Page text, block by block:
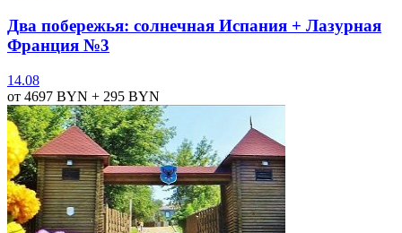
Два побережья: солнечная Испания + Лазурная
Франция №3
14.08
от 4697 BYN + 295 BYN